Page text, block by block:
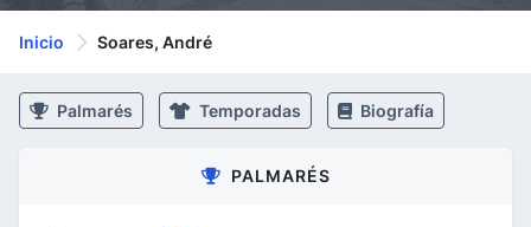
Inicio Soares, André
Palmarés Temporadas Biografía
PALMARÉS